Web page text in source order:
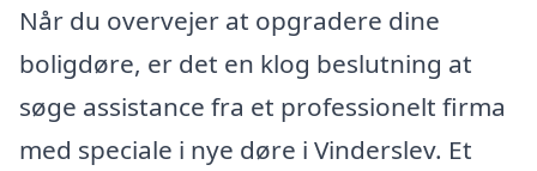
Når du overvejer at opgradere dine
boligdøre, er det en klog beslutning at
søge assistance fra et professionelt firma
med speciale i nye døre i Vinderslev. Et